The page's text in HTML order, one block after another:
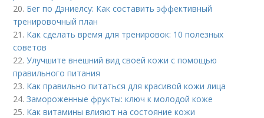
20. Бег по Дэниелсу: Как составить эффективный
тренировочный план
21. Как сделать время для тренировок: 10 полезных
советов
22.Улучшите внешний вид своей кожи с помощью
правильного питания
23. Как правильно питаться для красивой кожи лица
24.Замороженные фрукты: ключ к молодой коже
25. Как витамины влияют на состояние кожи